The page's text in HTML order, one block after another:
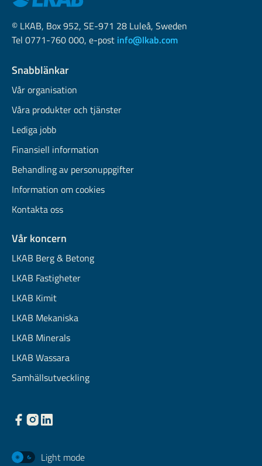
© LKAB, Box 952, SE-971 28 Luleå, Sweden
Tel 0771-760 000, e-post info@lkab.com
Snabblänkar
Vår organisation
Våra produkter och tjänster
Lediga jobb
Finansiell information
Behandling av personuppgifter
Information om cookies
Kontakta oss
Vår koncern
LKAB Berg & Betong
LKAB Fastigheter
LKAB Kimit
LKAB Mekaniska
LKAB Minerals
LKAB Wassara
Samhällsutveckling
Light mode